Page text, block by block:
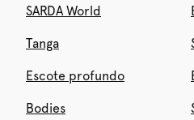
SARDA World
Tanga
Escote profundo
Bodies